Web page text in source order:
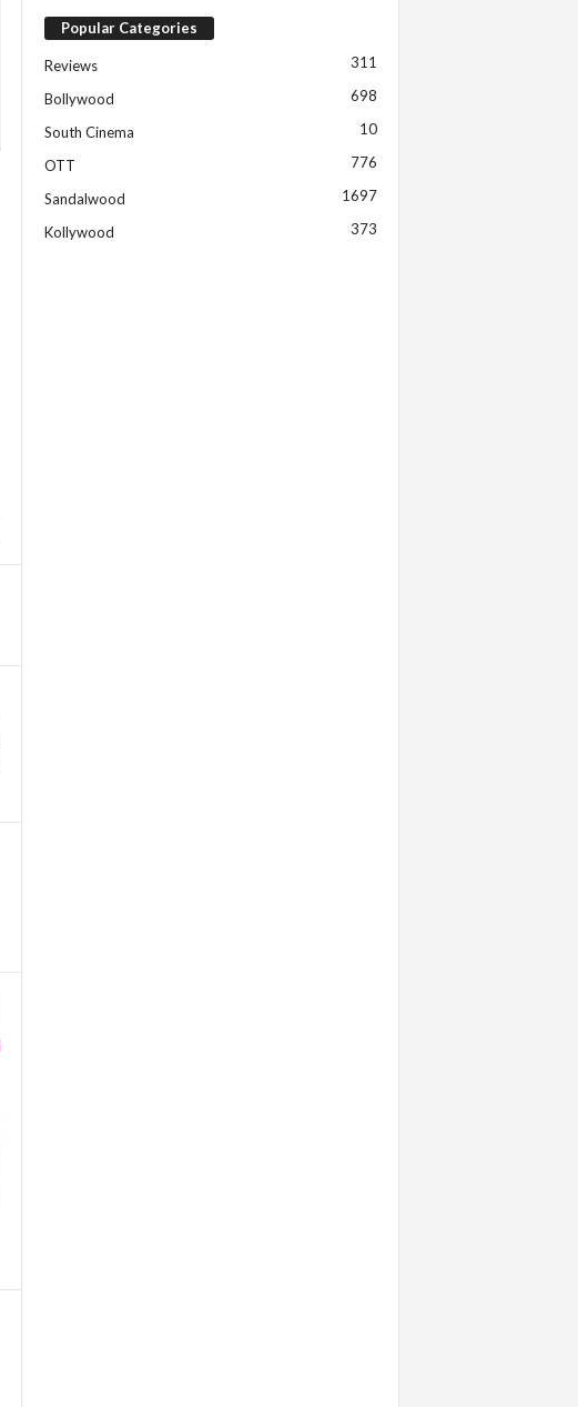
Popular Categories
Reviews 311
Bollywood 698
South Cinema 10
OTT 776
Sandalwood 1697
Kollywood 373